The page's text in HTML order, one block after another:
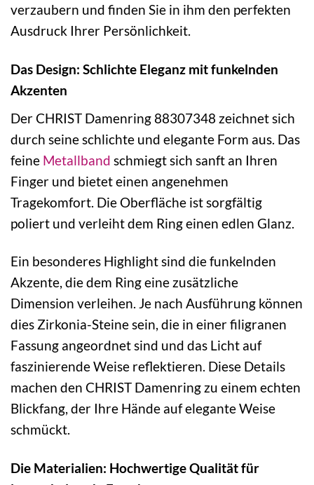
verzaubern und finden Sie in ihm den perfekten
Ausdruck Ihrer Persönlichkeit.
Das Design: Schlichte Eleganz mit funkelnden
Akzenten
Der CHRIST Damenring 88307348 zeichnet sich
durch seine schlichte und elegante Form aus. Das
feine Metallband schmiegt sich sanft an Ihren
Finger und bietet einen angenehmen
Tragekomfort. Die Oberfläche ist sorgfältig
poliert und verleiht dem Ring einen edlen Glanz.
Ein besonderes Highlight sind die funkelnden
Akzente, die dem Ring eine zusätzliche
Dimension verleihen. Je nach Ausführung können
dies Zirkonia-Steine sein, die in einer filigranen
Fassung angeordnet sind und das Licht auf
faszinierende Weise reflektieren. Diese Details
machen den CHRIST Damenring zu einem echten
Blickfang, der Ihre Hände auf elegante Weise
schmückt.
Die Materialien: Hochwertige Qualität für